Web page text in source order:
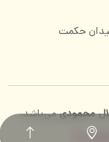
حکمت
محمودیمی‌باشد.
نوآ